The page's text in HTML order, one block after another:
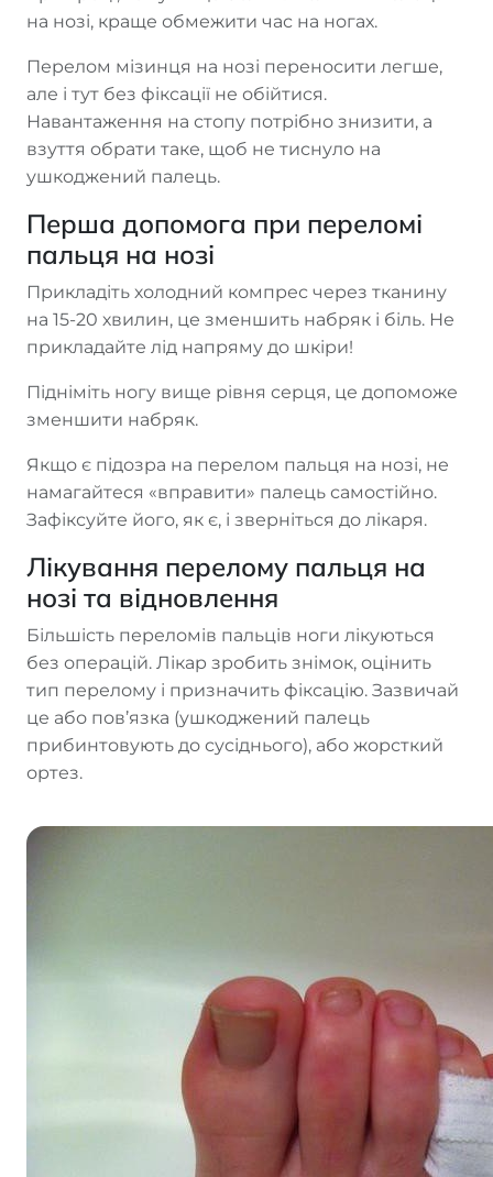
на нозі, краще обмежити час на ногах.
Перелом мізинця на нозі переносити легше,
але і тут без фіксації не обійтися.
Навантаження на стопу потрібно знизити, а
взуття обрати таке, щоб не тиснуло на
ушкоджений палець.
Перша допомога при переломі
пальця на нозі
Прикладіть холодний компрес через тканину
на 15-20 хвилин, це зменшить набряк і біль. Не
прикладайте лід напряму до шкіри!
Підніміть ногу вище рівня серця, це допоможе
зменшити набряк.
Якщо є підозра на перелом пальця на нозі, не
намагайтеся «вправити» палець самостійно.
Зафіксуйте його, як є, і зверніться до лікаря.
Лікування перелому пальця на
нозі та відновлення
Більшість переломів пальців ноги лікуються
без операцій. Лікар зробить знімок, оцінить
тип перелому і призначить фіксацію. Зазвичай
це або пов’язка (ушкоджений палець
прибинтовують до сусіднього), або жорсткий
ортез.